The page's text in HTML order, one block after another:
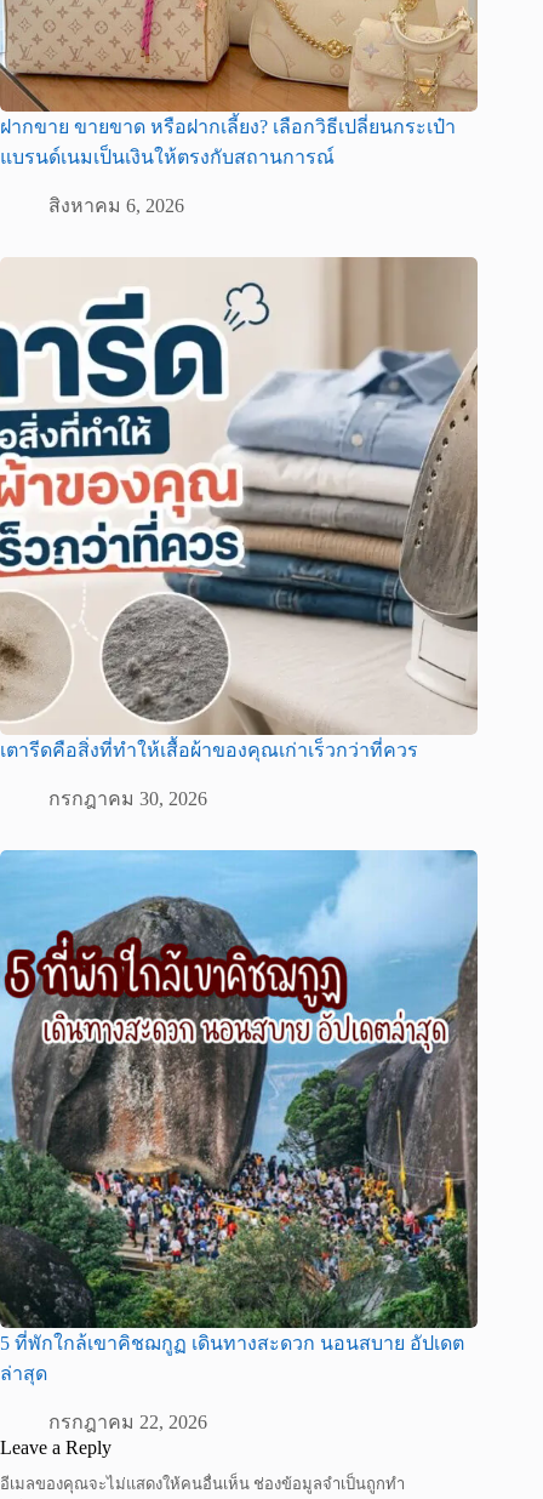
ฝากขาย ขายขาด หรือฝากเลี้ยง? เลือกวิธีเปลี่ยนกระเป๋า
แบรนด์เนมเป็นเงินให้ตรงกับสถานการณ์
สิงหาคม 6, 2026
เตารีดคือสิ่งที่ทำให้เสื้อผ้าของคุณเก่าเร็วกว่าที่ควร
กรกฎาคม 30, 2026
5 ที่พักใกล้เขาคิชฌกูฏ เดินทางสะดวก นอนสบาย อัปเดต
ล่าสุด
กรกฎาคม 22, 2026
Leave a Reply
อีเมลของคุณจะไม่แสดงให้คนอื่นเห็น ช่องข้อมูลจำเป็นถูกทำ